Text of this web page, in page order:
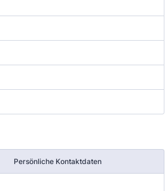
Persönliche Kontaktdaten